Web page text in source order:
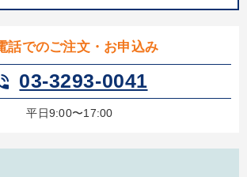
話でのご注文・お申込み
03-3293-0041
平日9:00〜17:00